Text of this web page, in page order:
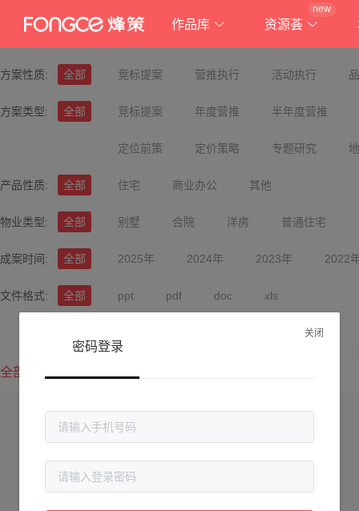
作品库 资源荟
new
方案性质: 全部 竞标提案 营推执行 活动执行
方案类型: 全部 竞标提案 年度营推 半年度营推
定位前策 定价策略 专题研究
产品性质: 全部 住宅 商业办公 其他
物业类型: 全部 别墅 合院 洋房 普通住宅
成案时间: 全部 2025年 2024年 2023年 2022
文件格式: 全部 ppt pdf doc xls
全部方案
关闭
密码登录